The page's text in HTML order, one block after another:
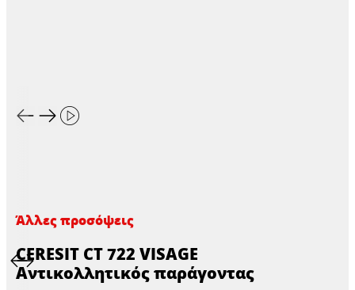
Άλλες προσόψεις
CERESIT CT 722 VISAGE
Αντικολλητικός παράγοντας